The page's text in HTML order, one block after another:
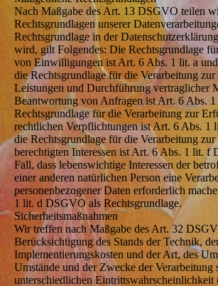
Nach Maßgabe des Art. 13 DSGVO teilen
Rechtsgrundlagen unserer
Rechtsgrundlage in der
wird, gilt Folgendes: Die Rechtsgrundlage
von Einwilligungen ist Art. 6 Abs. 1 lit. a
die Rechtsgrundlage für die Verarbeitung
Leistungen und Durchführung vertraglicher
Beantwortung von Anfragen ist Art. 6 Abs.
Rechtsgrundlage für die Verarbeitung zur
rechtlichen Verpflichtungen ist Art. 6 Abs. 1
die Rechtsgrundlage für die Verarbeitung zur
berechtigten Interessen ist Art. 6 Abs. 1 lit. f
Fall, dass lebenswichtige Interessen der
einer anderen natürlichen Person eine
personenbezogener Daten erforderlich
1 lit. d DSGVO als Rechtsgrundlage.
Sicherheitsmaßnahmen
Wir treffen nach Maßgabe des Art. 32
Berücksichtigung des Stands der Technik,
Implementierungskosten und der Art, des
Umstände und der Zwecke der Verarbeitung
unterschiedlichen Eintrittswahrscheinlichkeit